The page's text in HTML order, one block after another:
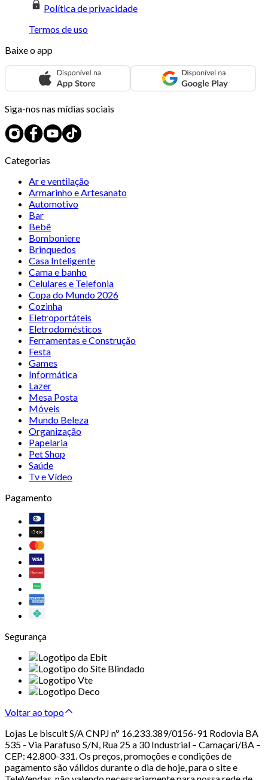
Política de privacidade
Termos de uso
Baixe o app
Siga-nos nas mídias sociais
Categorias
Ar e ventilação
Armarinho e Artesanato
Automotivo
Bar
Bebê
Bomboniere
Brinquedos
Casa Inteligente
Cama e banho
Celulares e Telefonia
Copa do Mundo 2026
Cozinha
Eletroportáteis
Eletrodomésticos
Ferramentas e Construção
Festa
Games
Informática
Lazer
Mesa Posta
Móveis
Mundo Beleza
Organização
Papelaria
Pet Shop
Saúde
Tv e Vídeo
Pagamento
Segurança
Voltar ao topo
Lojas Le biscuit S/A CNPJ nº 16.233.389/0156-91 Rodovia BA
535 - Via Parafuso S/N, Rua 25 a 30 Industrial – Camaçari/BA –
CEP: 42.800-331. Os preços, promoções e condições de
pagamento são válidos durante o dia de hoje, para o site e